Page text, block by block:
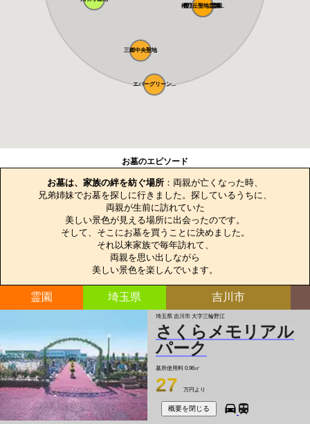
三郷中央聖地
エバーグリーン...
櫻乃丘聖地霊園
櫻乃丘聖地霊園...
お墓のエピソード
お墓は、家族の絆を紡ぐ場所 ：両親が亡くなった時、
兄弟姉妹でお墓を探しに行きました。探しているうちに、
両親が生前に訪れていた
美しい景色が見える場所に出会ったのです。
そして、そこにお墓を買うことに決めました。
それ以来家族で毎年訪れて、
両親を思い出しながら
美しい景色を楽しんでいます。
霊園 埼玉県 吉川市
埼玉県 吉川市 大字三輪野江
さくらメモリアル
パーク
墓所使用料 0.96㎡
27 万円より
概要を閉じる